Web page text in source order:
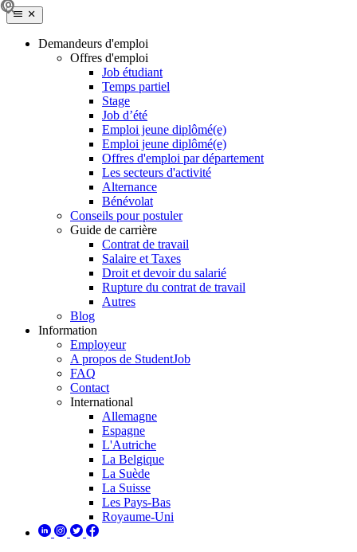
Demandeurs d'emploi
Offres d'emploi
Job étudiant
Temps partiel
Stage
Job d’été
Emploi jeune diplômé(e)
Emploi jeune diplômé(e)
Offres d'emploi par département
Les secteurs d'activité
Alternance
Bénévolat
Conseils pour postuler
Guide de carrière
Contrat de travail
Salaire et Taxes
Droit et devoir du salarié
Rupture du contrat de travail
Autres
Blog
Information
Employeur
A propos de StudentJob
FAQ
Contact
International
Allemagne
Espagne
L'Autriche
La Belgique
La Suède
La Suisse
Les Pays-Bas
Royaume-Uni